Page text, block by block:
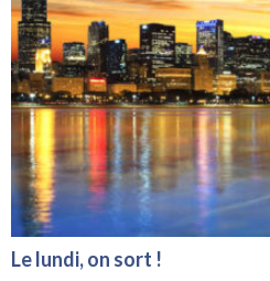
Le lundi, on sort !